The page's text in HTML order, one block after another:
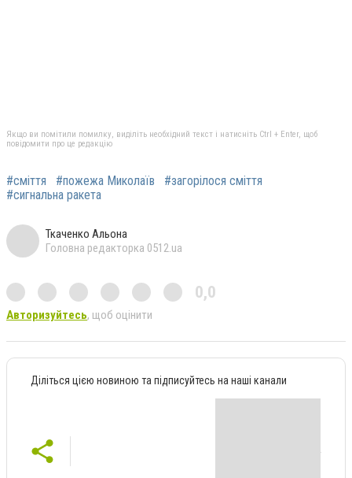
Якщо ви помітили помилку, виділіть необхідний текст і натисніть Ctrl + Enter, щоб
повідомити про це редакцію
#сміття #пожежа Миколаїв
#загорілося сміття
#сигнальна ракета
Ткаченко Альона
Головна редакторка 0512.ua
0,0
Авторизуйтесь, щоб оцінити
Діліться цією новиною та підписуйтесь на наші канали